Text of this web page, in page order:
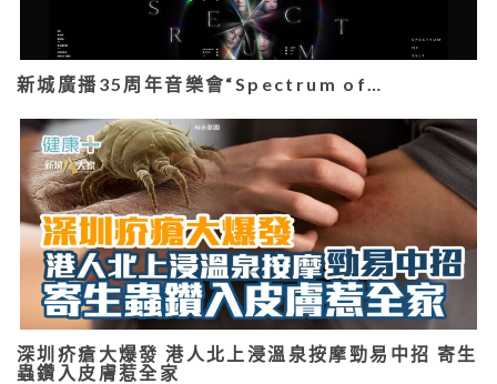
新城廣播35周年音樂會“Spectrum of…
深圳疥瘡大爆發 港人北上浸溫泉按摩勁易中招 寄生
蟲鑽入皮膚惹全家